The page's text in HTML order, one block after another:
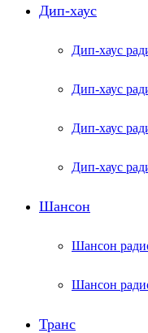
Дип-хаус
Дип-хаус
Дип-хаус
Дип-хаус
Дип-хаус
Шансон
Шансон
Шансон
Транс